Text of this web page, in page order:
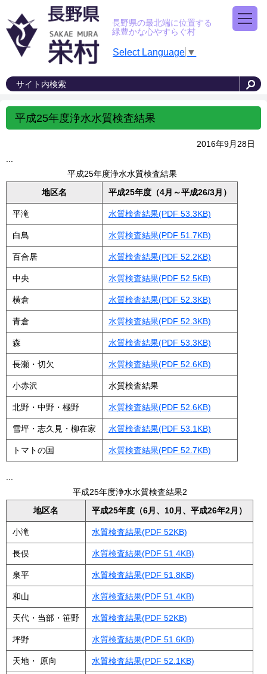
長野県の最北端に位置する
緑豊かな心やすらぐ村
Select Language ▼
平成25年度浄水水質検査結果
2016年9月28日
平成25年度浄水水質検査結果
地区名
平成25年度（4月～平成26/3月）
平滝 水質検査結果(PDF 53.3KB)
白鳥 水質検査結果(PDF 51.7KB)
百合居 水質検査結果(PDF 52.2KB)
中央 水質検査結果(PDF 52.5KB)
横倉 水質検査結果(PDF 52.3KB)
青倉 水質検査結果(PDF 52.3KB)
森 水質検査結果(PDF 53.3KB)
長瀬・切欠 水質検査結果(PDF 52.6KB)
小赤沢 水質検査結果
北野・中野・極野 水質検査結果(PDF 52.6KB)
雪坪・志久見・柳在家 水質検査結果(PDF 53.1KB)
トマトの国 水質検査結果(PDF 52.7KB)
平成25年度浄水水質検査結果2
地区名
平成25年度（6月、10月、平成26年2月）
小滝 水質検査結果(PDF 52KB)
長俣 水質検査結果(PDF 51.4KB)
泉平 水質検査結果(PDF 51.8KB)
和山 水質検査結果(PDF 51.4KB)
天代・当部・笹野 水質検査結果(PDF 52KB)
坪野 水質検査結果(PDF 51.6KB)
天地・ 原向 水質検査結果(PDF 52.1KB)